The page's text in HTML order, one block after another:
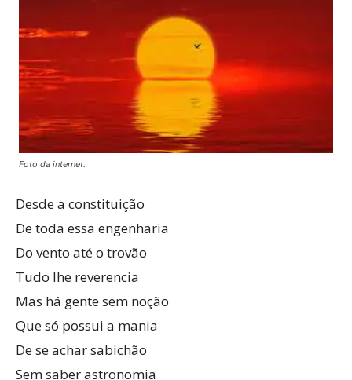
Foto da internet.
Desde a constituição
De toda essa engenharia
Do vento até o trovão
Tudo lhe reverencia
Mas há gente sem noção
Que só possui a mania
De se achar sabichão
Sem saber astronomia